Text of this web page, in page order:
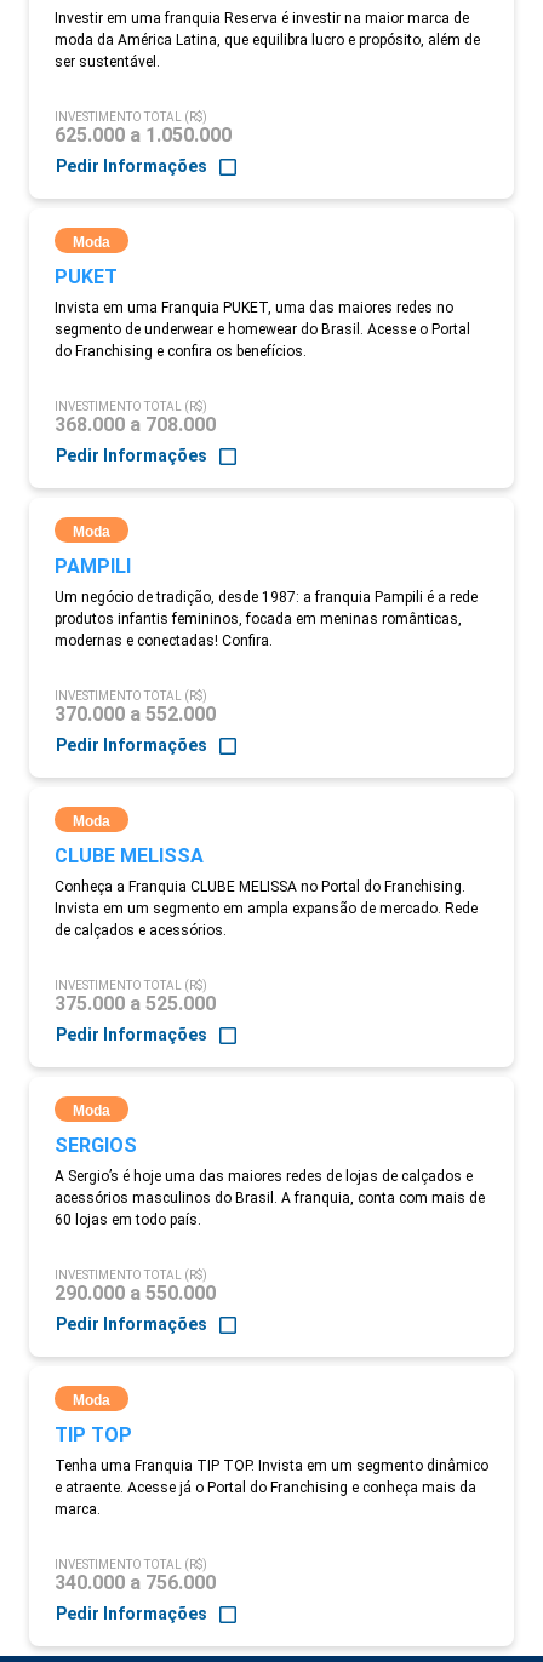
Investir em uma franquia Reserva é investir na maior marca de
moda da América Latina, que equilibra lucro e propósito, além de
ser sustentável.
INVESTIMENTO TOTAL (R$)
625.000 a 1.050.000
Pedir Informações
Moda
PUKET
Invista em uma Franquia PUKET, uma das maiores redes no
segmento de underwear e homewear do Brasil. Acesse o Portal
do Franchising e confira os benefícios.
INVESTIMENTO TOTAL (R$)
368.000 a 708.000
Pedir Informações
Moda
PAMPILI
Um negócio de tradição, desde 1987: a franquia Pampili é a rede
produtos infantis femininos, focada em meninas românticas,
modernas e conectadas! Confira.
INVESTIMENTO TOTAL (R$)
370.000 a 552.000
Pedir Informações
Moda
CLUBE MELISSA
Conheça a Franquia CLUBE MELISSA no Portal do Franchising.
Invista em um segmento em ampla expansão de mercado. Rede
de calçados e acessórios.
INVESTIMENTO TOTAL (R$)
375.000 a 525.000
Pedir Informações
Moda
SERGIOS
A Sergio’s é hoje uma das maiores redes de lojas de calçados e
acessórios masculinos do Brasil. A franquia, conta com mais de
60 lojas em todo país.
INVESTIMENTO TOTAL (R$)
290.000 a 550.000
Pedir Informações
Moda
TIP TOP
Tenha uma Franquia TIP TOP. Invista em um segmento dinâmico
e atraente. Acesse já o Portal do Franchising e conheça mais da
marca.
INVESTIMENTO TOTAL (R$)
340.000 a 756.000
Pedir Informações